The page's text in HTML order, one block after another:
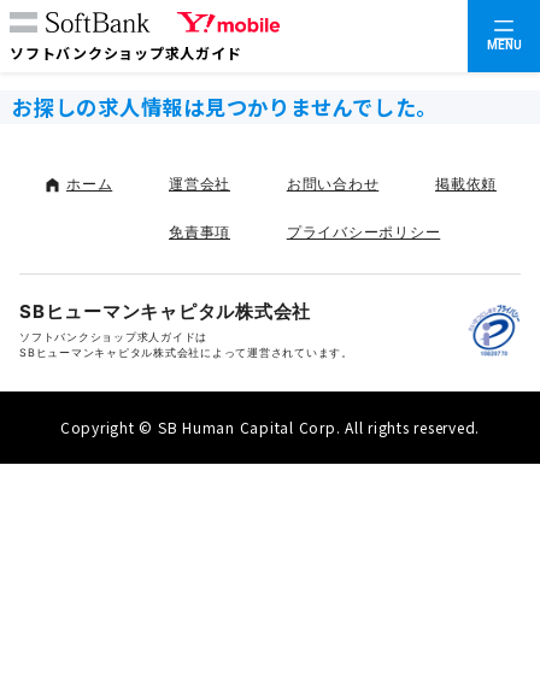
ソフトバンクショップ求人ガイド MENU
お探しの求人情報は見つかりませんでした。
ホーム 運営会社 お問い合わせ 掲載依頼
免責事項 プライバシーポリシー
SBヒューマンキャピタル株式会社
ソフトバンクショップ求人ガイドは
SBヒューマンキャピタル株式会社によって運営されています。
Copyright © SB Human Capital Corp. All rights reserved.